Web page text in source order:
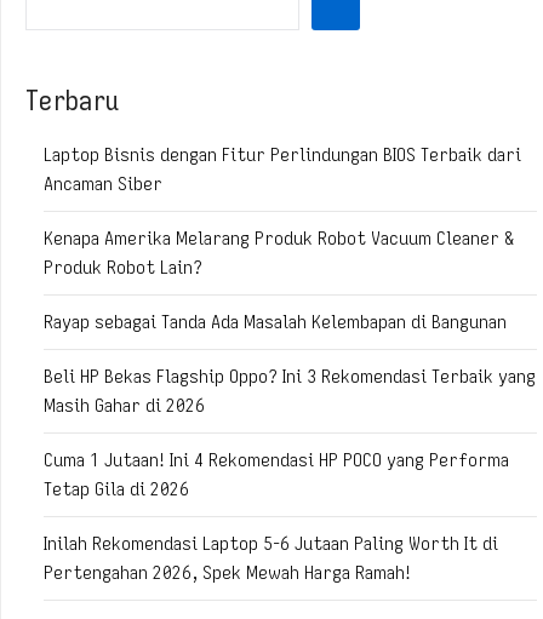
Terbaru
Laptop Bisnis dengan Fitur Perlindungan BIOS Terbaik dari
Ancaman Siber
Kenapa Amerika Melarang Produk Robot Vacuum Cleaner &
Produk Robot Lain?
Rayap sebagai Tanda Ada Masalah Kelembapan di Bangunan
Beli HP Bekas Flagship Oppo? Ini 3 Rekomendasi Terbaik yang
Masih Gahar di 2026
Cuma 1 Jutaan! Ini 4 Rekomendasi HP POCO yang Performa
Tetap Gila di 2026
Inilah Rekomendasi Laptop 5-6 Jutaan Paling Worth It di
Pertengahan 2026, Spek Mewah Harga Ramah!